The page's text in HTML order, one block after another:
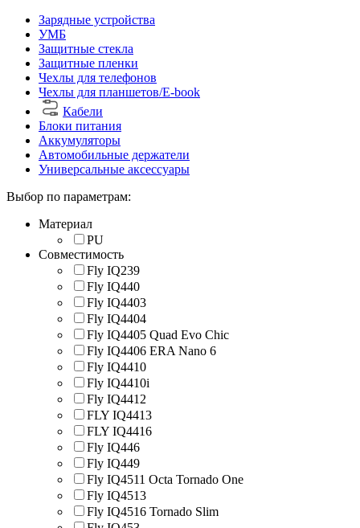
Зарядные устройства
УМБ
Защитные стекла
Защитные пленки
Чехлы для телефонов
Чехлы для планшетов/E-book
Кабели
Блоки питания
Аккумуляторы
Автомобильные держатели
Универсальные аксессуары
Выбор по параметрам:
Материал
PU
Совместимость
Fly IQ239
Fly IQ440
Fly IQ4403
Fly IQ4404
Fly IQ4405 Quad Evo Chic
Fly IQ4406 ERA Nano 6
Fly IQ4410
Fly IQ4410i
Fly IQ4412
FLY IQ4413
FLY IQ4416
Fly IQ446
Fly IQ449
Fly IQ4511 Octa Tornado One
Fly IQ4513
Fly IQ4516 Tornado Slim